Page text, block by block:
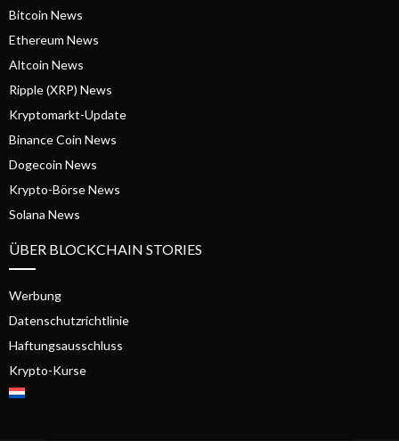
Bitcoin News
Ethereum News
Altcoin News
Ripple (XRP) News
Kryptomarkt-Update
Binance Coin News
Dogecoin News
Krypto-Börse News
Solana News
ÜBER BLOCKCHAIN STORIES
Werbung
Datenschutzrichtlinie
Haftungsausschluss
Krypto-Kurse